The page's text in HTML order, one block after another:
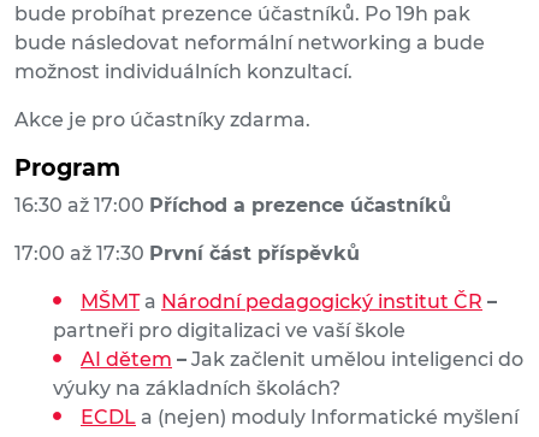
bude probíhat prezence účastníků. Po 19h pak
bude následovat neformální networking a bude
možnost individuálních konzultací.
Akce je pro účastníky zdarma.
Program
16:30 až 17:00 Příchod a prezence účastníků
17:00 až 17:30 První část příspěvků
MŠMTa Národní pedagogický institut ČR –
partneři pro digitalizaci ve vaší škole
AI dětem – Jak začlenit umělou inteligenci do
výuky na základních školách?
ECDL a (nejen) moduly Informatické myšlení